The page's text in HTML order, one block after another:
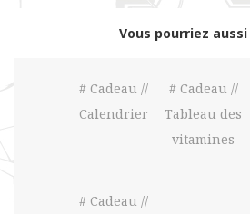
Vous pourriez
# Cadeau //
Calendrier
# Cadeau //
Tableau des
vitamines
# Cadeau //